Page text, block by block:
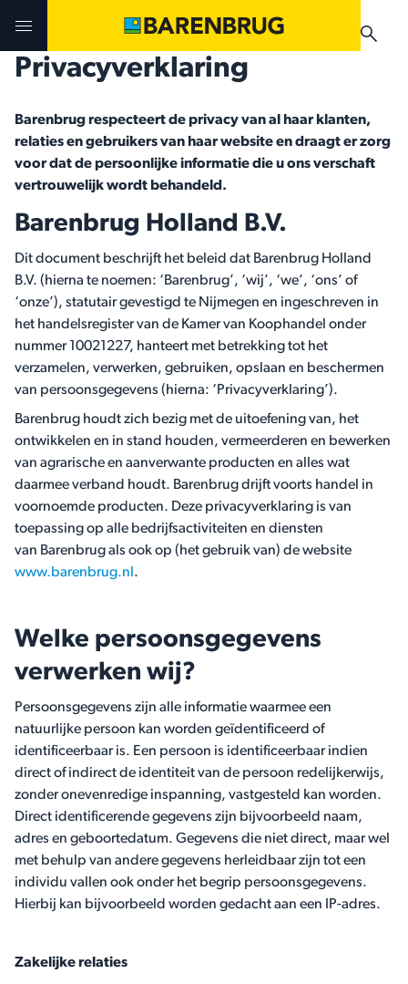
Privacyverklaring
Barenbrug respecteert de privacy van al haar klanten,
relaties en gebruikers van haar website en draagt er zorg
voor dat de persoonlijke informatie die u ons verschaft
vertrouwelijk wordt behandeld.
Barenbrug Holland B.V.
Dit document beschrijft het beleid dat Barenbrug Holland
B.V. (hierna te noemen: ‘Barenbrug’, ‘wij’, ‘we’, ‘ons’ of
‘onze’), statutair gevestigd te Nijmegen en ingeschreven in
het handelsregister van de Kamer van Koophandel onder
nummer 10021227, hanteert met betrekking tot het
verzamelen, verwerken, gebruiken, opslaan en beschermen
van persoonsgegevens (hierna: ‘Privacyverklaring’).
Barenbrug houdt zich bezig met de uitoefening van, het
ontwikkelen en in stand houden, vermeerderen en bewerken
van agrarische en aanverwante producten en alles wat
daarmee verband houdt. Barenbrug drijft voorts handel in
voornoemde producten. Deze privacyverklaring is van
toepassing op alle bedrijfsactiviteiten en diensten
van Barenbrug als ook op (het gebruik van) de website
www.barenbrug.nl .
Welke persoonsgegevens
verwerken wij?
Persoonsgegevens zijn alle informatie waarmee een
natuurlijke persoon kan worden geïdentificeerd of
identificeerbaar is. Een persoon is identificeerbaar indien
direct of indirect de identiteit van de persoon redelijkerwijs,
zonder onevenredige inspanning, vastgesteld kan worden.
Direct identificerende gegevens zijn bijvoorbeeld naam,
adres en geboortedatum. Gegevens die niet direct, maar wel
met behulp van andere gegevens herleidbaar zijn tot een
individu vallen ook onder het begrip persoonsgegevens.
Hierbij kan bijvoorbeeld worden gedacht aan een IP-adres.
Zakelijke relaties
Uitdagingen en oplossingen
Technologieën
Producten
Praktijkervaringen
Teelthandleidingen
Nieuws & Events
Verkooppunten
Uitdagingen en oplossingen
Technologieën
Producten
Verkooppunten
Nieuws & Events
Uitdagingen en oplossingen
Producten
Teelthandleidingen
Nieuws & Events
Verkooppunten